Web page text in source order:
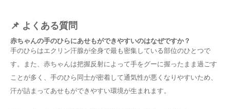
📌 よくある質問
赤ちゃんの手のひらにあせもができやすいのはなぜですか？
手のひらはエクリン汗腺が全身で最も密集している部位のひとつで
す。また、赤ちゃんは把握反射によって手をグーに握ったまま過ごす
ことが多く、手のひら同士が密着して通気性が悪くなりやすいため、
汗が詰まってあせもができやすい環境が生まれます。